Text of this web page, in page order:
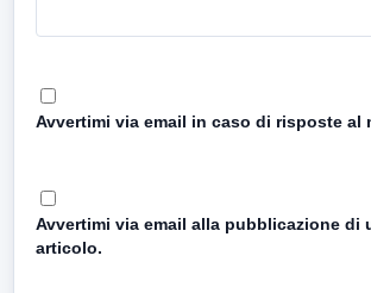
Avvertimi via email in caso di risposte al
Avvertimi via email alla pubblicazione di
articolo.